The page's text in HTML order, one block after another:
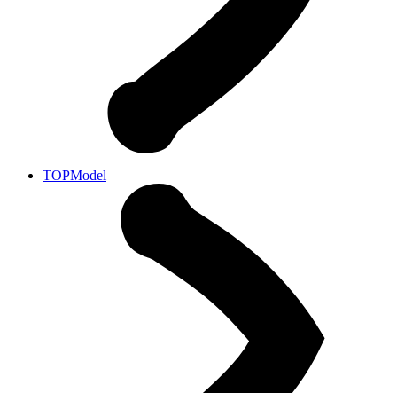
TOPModel